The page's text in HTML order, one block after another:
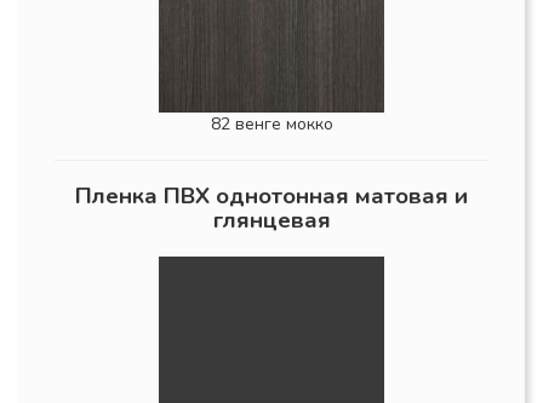
82 венге мокко
Пленка ПВХ однотонная матовая и
глянцевая